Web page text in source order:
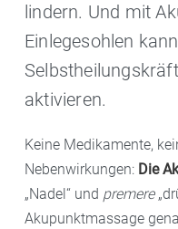
lindern. Und mit
Einlegesohlen
aktivieren.
Keine Medikamente,
Nebenwirkungen: Die
„Nadel“ und premere
Akupunktmassage